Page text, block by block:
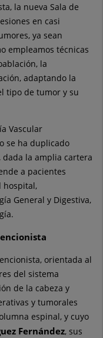
la nueva Sala de
en casi
ya sean
empleamos técnicas
la
adaptando la
tipo de tumor y su
Vascular
se ha duplicado
dada la amplia cartera
a pacientes
hospital,
General y Digestiva,
orientada al
del sistema
de la cabeza y
y tumorales
espinal, y cuyo
Fernández, sus